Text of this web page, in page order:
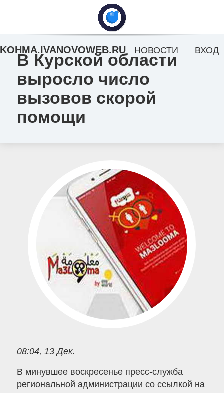
В Курской области
выросло число
вызовов скорой
помощи
08:04, 13 Дек.
В минувшее воскресенье пресс-служба
региональной администрации со ссылкой на
KOHMA.IVANOVOWEB.RU НОВОСТИ ВХОД